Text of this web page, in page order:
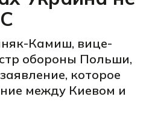
Камиш, вице-
обороны Польши,
которое
между Киевом и